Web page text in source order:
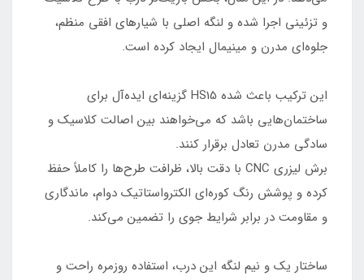
و تزئینی اجرا شده و لنگه اصلی با شیارهای افقی منظم،
جلوه‌ای مدرن و مینیمال ایجاد کرده است.
این ترکیب باعث شده HS15 گزینه‌ای ایده‌آل برای
ساختمان‌هایی باشد که می‌خواهند بین اصالت کلاسیک و
سادگی مدرن تعادل برقرار کنند.
برش لیزری CNC با دقت بالا، ظرافت طرح‌ها را کاملاً حفظ
کرده و پوشش رنگ کوره‌ای الکترواستاتیک دوام، ماندگاری
و مقاومت در برابر شرایط جوی را تضمین می‌کند.
ساختار یک و نیم لنگه این درب، استفاده روزمره راحت و